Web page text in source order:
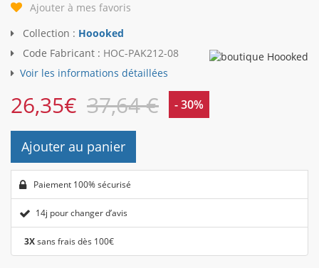
Ajouter à mes favoris
Collection : Hoooked
Code Fabricant : HOC-PAK212-08
Voir les informations détaillées
26,35€ 37,64 € - 30%
Ajouter au panier
Paiement 100% sécurisé
14j pour changer d’avis
3Xsans frais dès 100€